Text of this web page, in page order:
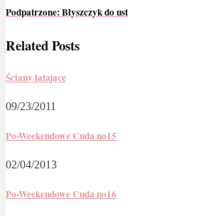
Podpatrzone: Błyszczyk do ust
Related Posts
Ściany latające
09/23/2011
Po-Weekendowe Cuda no15
02/04/2013
Po-Weekendowe Cuda no16